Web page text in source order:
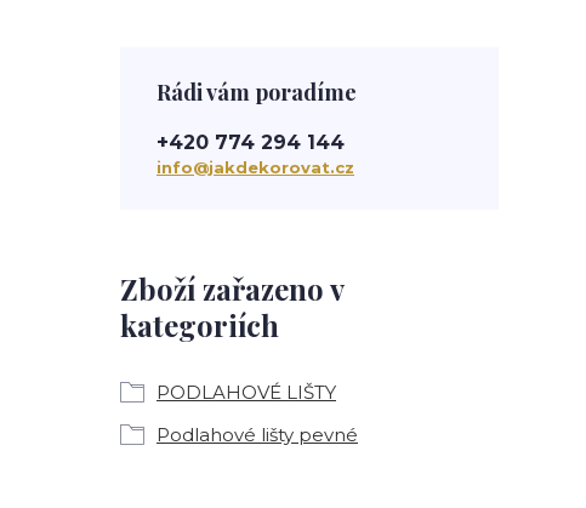
Zboží zařazeno v
kategoriích
PODLAHOVÉ LIŠTY
Podlahové lišty pevné
Rádi vám poradíme
+420 774 294 144
info@jakdekorovat.cz